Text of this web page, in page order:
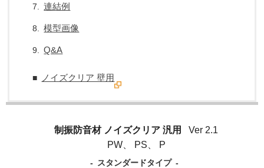
7.連結例
8.模型画像
9.Q&A
■ ノイズクリア 壁用
制振防音材 ノイズクリア 汎用
Ver 2.1
PW、 PS、 P
- スタンダードタイプ -